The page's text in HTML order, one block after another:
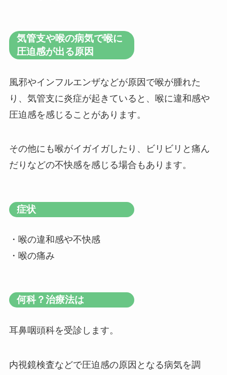
気管支や喉の病気で喉に
圧迫感が出る原因
風邪やインフルエンザなどが原因で喉が腫れた
り、気管支に炎症が起きていると、喉に違和感や
圧迫感を感じることがあります。
その他にも喉がイガイガしたり、ビリビリと痛ん
だりなどの不快感を感じる場合もあります。
症状
・喉の違和感や不快感
・喉の痛み
何科？治療法は
耳鼻咽頭科を受診します。
内視鏡検査などで圧迫感の原因となる病気を調